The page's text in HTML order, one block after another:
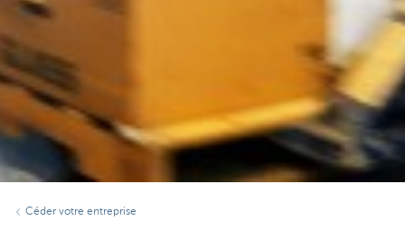
Céder votre entreprise